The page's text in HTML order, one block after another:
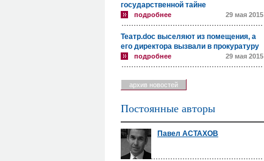
государственной тайне
подробнее 29 мая 2015
Театр.doc выселяют из помещения, а
его директора вызвали в прокуратуру
подробнее 29 мая 2015
архив новостей
Постоянные авторы
Павел АСТАХОВ